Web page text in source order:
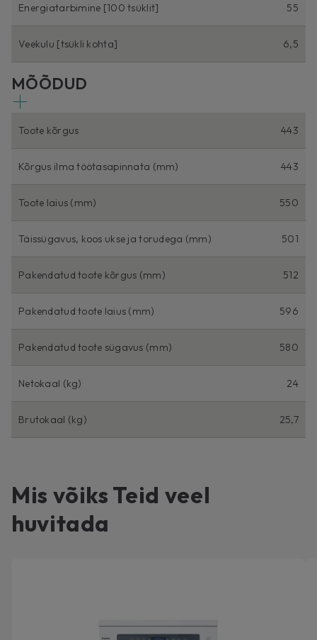
Energiatarbimine [100 tsüklit] 55
Veekulu [tsükli kohta] 6,5
MÕÕDUD
Toote kõrgus 443
Kõrgus ilma töötasapinnata (mm) 443
Toote laius (mm) 550
Täissügavus, koos ukse ja torudega (mm) 501
Pakendatud toote kõrgus (mm) 512
Pakendatud toote laius (mm) 596
Pakendatud toote sügavus (mm) 580
Netokaal (kg) 24
Brutokaal (kg) 25,7
Mis võiks Teid veel
huvitada